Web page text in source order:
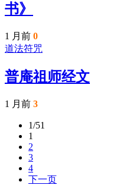
书》
1 月前 0
道法符咒
普庵祖师经文
1 月前 3
1/51
1
2
3
4
下一页